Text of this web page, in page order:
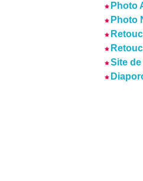
Photo
Photo
Site